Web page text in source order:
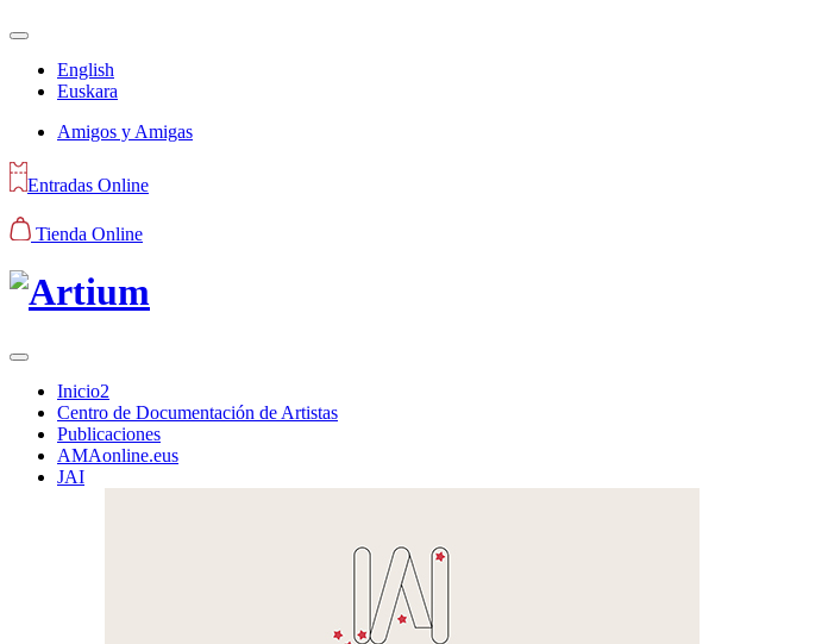
English
Euskara
Amigos y Amigas
Entradas Online
Tienda Online
Inicio2
Centro de Documentación de Artistas
Publicaciones
AMAonline.eus
JAI